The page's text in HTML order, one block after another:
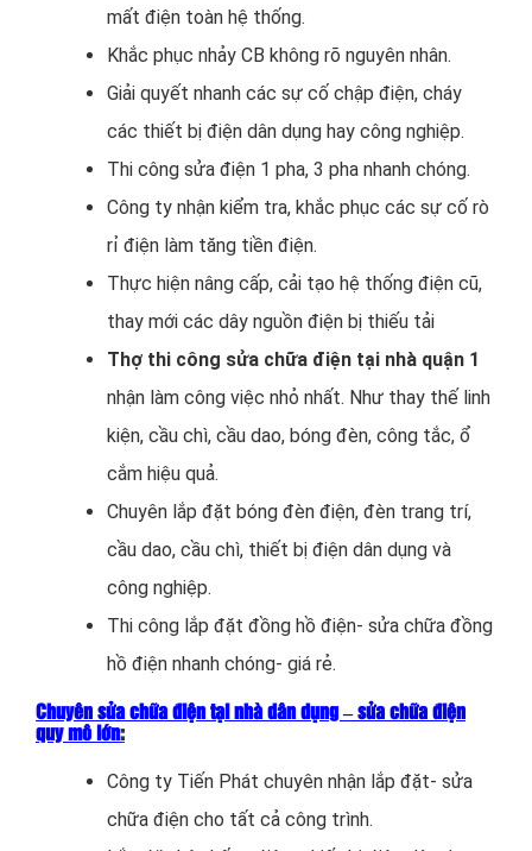
mất điện toàn hệ thống.
Khắc phục nhảy CB không rõ nguyên nhân.
Giải quyết nhanh các sự cố chập điện, cháy
các thiết bị điện dân dụng hay công nghiệp.
Thi công sửa điện 1 pha, 3 pha nhanh chóng.
Công ty nhận kiểm tra, khắc phục các sự cố rò
rỉ điện làm tăng tiền điện.
Thực hiện nâng cấp, cải tạo hệ thống điện cũ,
thay mới các dây nguồn điện bị thiếu tải
Thợ thi công sửa chữa điện tại nhà quận 1
nhận làm công việc nhỏ nhất. Như thay thế linh
kiện, cầu chì, cầu dao, bóng đèn, công tắc, ổ
cắm hiệu quả.
Chuyên lắp đặt bóng đèn điện, đèn trang trí,
cầu dao, cầu chì, thiết bị điện dân dụng và
công nghiệp.
Thi công lắp đặt đồng hồ điện- sửa chữa đồng
hồ điện nhanh chóng- giá rẻ.
Chuyên sửa chữa điện tại nhà dân dụng – sửa chữa điện
quy mô lớn:
Công ty Tiến Phát chuyên nhận lắp đặt- sửa
chữa điện cho tất cả công trình.